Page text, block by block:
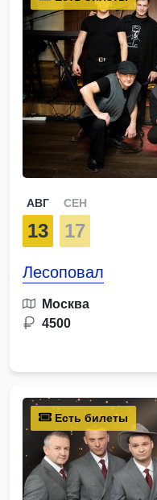
АВГ
13
СЕН
17
Лесоповал
Москва
4500
Есть билеты